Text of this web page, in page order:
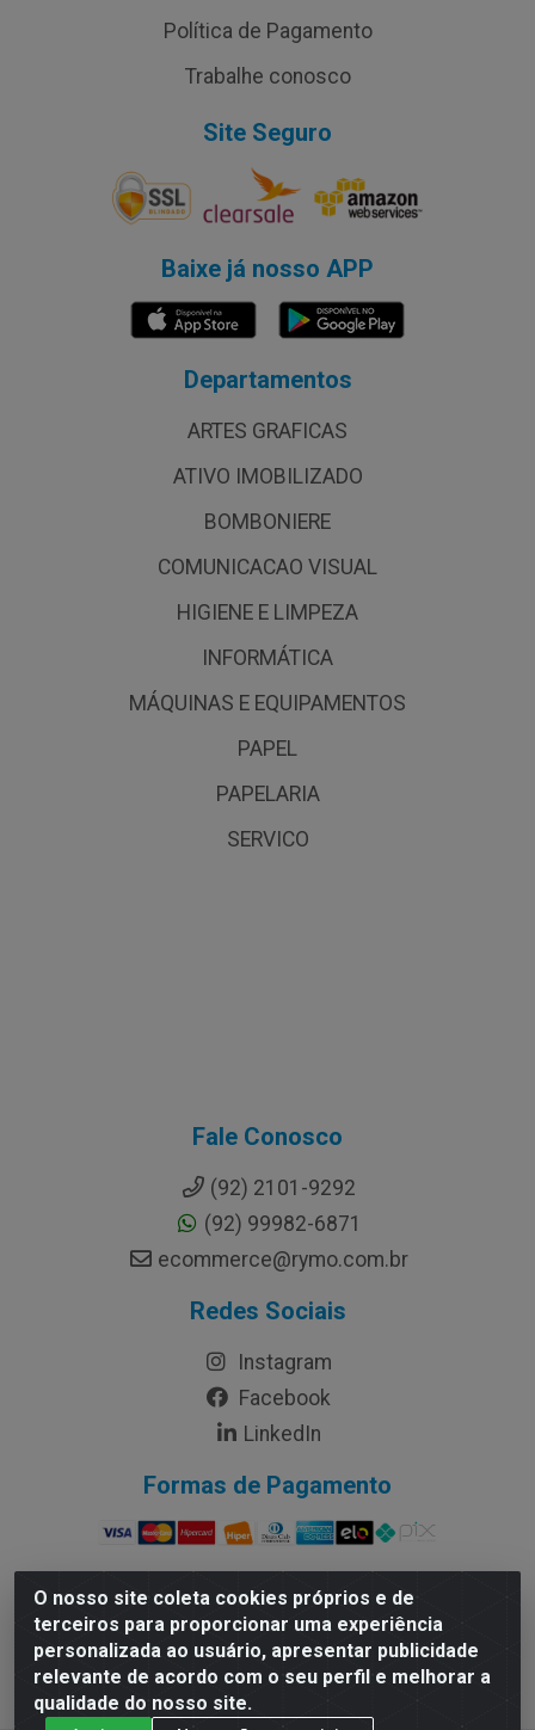
O nosso site coleta cookies próprios e de
terceiros para proporcionar uma experiência
personalizada ao usuário, apresentar publicidade
relevante de acordo com o seu perfil e melhorar a
qualidade do nosso site.
Política de Pagamento
Trabalhe conosco
Site Seguro
Baixe já nosso APP
Departamentos
ARTES GRAFICAS
ATIVO IMOBILIZADO
BOMBONIERE
COMUNICACAO VISUAL
HIGIENE E LIMPEZA
INFORMÁTICA
MÁQUINAS E EQUIPAMENTOS
PAPEL
PAPELARIA
SERVICO
Fale Conosco
(92) 2101-9292
(92) 99982-6871
ecommerce@rymo.com.br
Redes Sociais
Instagram
Facebook
LinkedIn
Formas de Pagamento
Rymo Imagem e Produtos Gráficos da Amazonia LTDA -
Av. Ajuricaba, 379 - Cachoeirinha, Manaus/AM - CEP
69065-110 - CNPJ 14.220.230.0001-70